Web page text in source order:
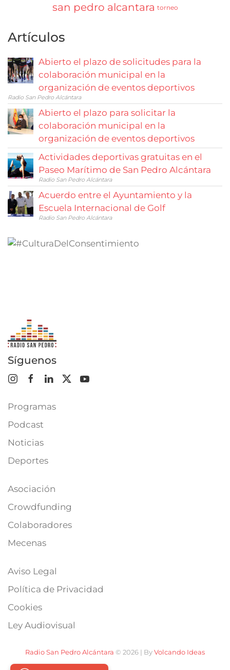
san pedro alcantara torneo
Artículos
Abierto el plazo de solicitudes para la
colaboración municipal en la
organización de eventos deportivos
Radio San Pedro Alcántara
Abierto el plazo para solicitar la
colaboración municipal en la
organización de eventos deportivos
Actividades deportivas gratuitas en el
Paseo Marítimo de San Pedro Alcántara
Radio San Pedro Alcántara
Acuerdo entre el Ayuntamiento y la
Escuela Internacional de Golf
Radio San Pedro Alcántara
Síguenos
Programas
Podcast
Noticias
Deportes
Asociación
Crowdfunding
Colaboradores
Mecenas
Aviso Legal
Política de Privacidad
Cookies
Ley Audiovisual
Radio San Pedro Alcántara © 2026 | ByVolcando Ideas